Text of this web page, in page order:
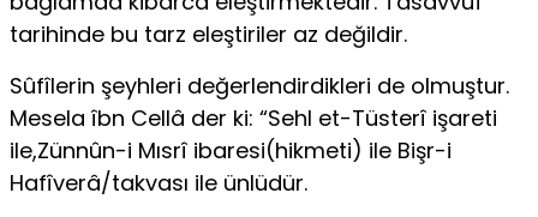
tarihinde bu tarz eleştiriler az değildir.
Sûfîlerin şeyhleri değerlendirdikleri de olmuştur.
Mesela îbn Cellâ der ki: “Sehl et-Tüsterî işareti
ile,Zünnûn-i Mısrî ibaresi(hikmeti) ile Bişr-i
Hafîverâ/takvası ile ünlüdür.